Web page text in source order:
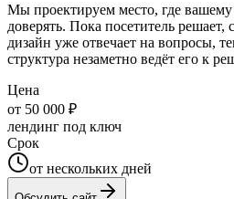
Мы проектируем место, где
доверять. Пока посетитель решает,
дизайн уже отвечает на вопросы,
структура незаметно ведёт его к
Цена
от 50 000 ₽
лендинг под ключ
Срок
от нескольких дней